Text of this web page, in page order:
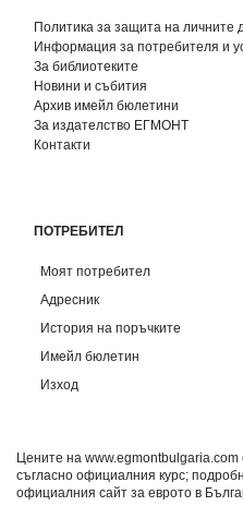
Политика за защита на личните
Информация за потребителя и
За библиотеките
Новини и събития
Архив имейл бюлетини
За издателство ЕГМОНТ
Контакти
ПОТРЕБИТЕЛ
Моят потребител
Адресник
История на поръчките
Имейл бюлетин
Изход
Цените на www.egmontbulgaria.com
съгласно официалния курс;
официалния сайт за еврото в